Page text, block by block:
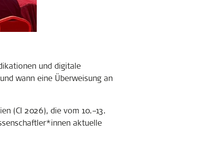
und digitale
wann eine Überweisung an
(CI 2026), die vom 10.–13.
aktuelle